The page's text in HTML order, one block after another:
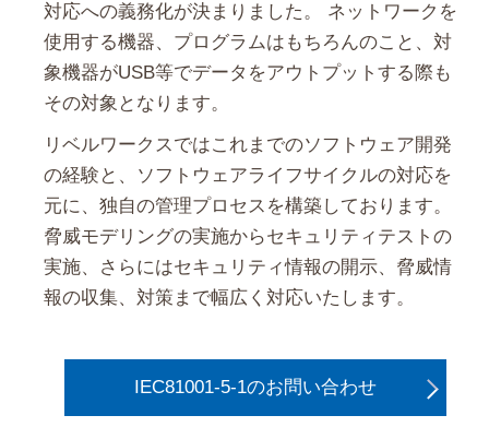
対応への義務化が決まりました。 ネットワークを
使用する機器、プログラムはもちろんのこと、対
象機器がUSB等でデータをアウトプットする際も
その対象となります。
リベルワークスではこれまでのソフトウェア開発
の経験と、ソフトウェアライフサイクルの対応を
元に、独自の管理プロセスを構築しております。
脅威モデリングの実施からセキュリティテストの
実施、さらにはセキュリティ情報の開示、脅威情
報の収集、対策まで幅広く対応いたします。
IEC81001-5-1のお問い合わせ